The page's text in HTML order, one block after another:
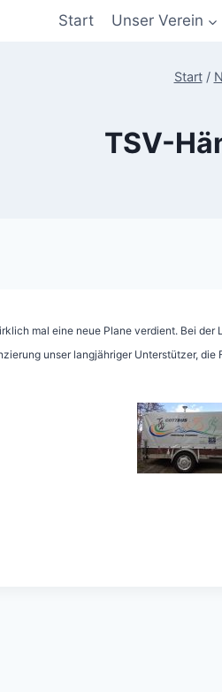
Start Unser Verein
Start /
TSV-
mal eine neue Plane verdient. Bei der
unser langjähriger Unterstützer,